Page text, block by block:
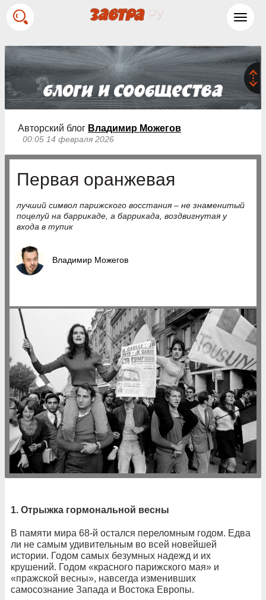
Авторский блог Владимир Можегов
00:05 14 февраля 2026
Первая оранжевая
лучший символ парижского восстания – не знаменитый
поцелуй на баррикаде, а баррикада, воздвигнутая у
входа в тупик
Владимир Можегов
1. Отрыжка гормональной весны
В памяти мира 68-й остался переломным годом. Едва
ли не самым удивительным во всей новейшей
истории. Годом самых безумных надежд и их
крушений. Годом «красного парижского мая» и
«пражской весны», навсегда изменивших
самосознание Запада и Востока Европы.